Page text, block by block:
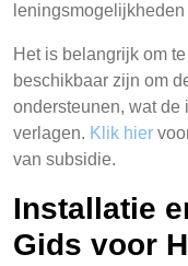
Het is belangrijk om
beschikbaar zijn om
ondersteunen, wat
verlagen. Klik hier
van subsidie.
Installatie
Gids voor